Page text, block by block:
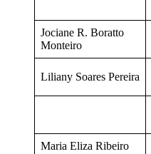
Jociane R. Boratto
Monteiro
Liliany Soares Pereira
Maria Eliza Ribeiro